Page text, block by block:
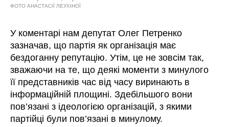
ФОТО АНАСТАСІЇ ЛЕУХІНОЇ
У коментарі нам депутат Олег Петренко
зазначав, що партія як організація має
бездоганну репутацію. Утім, це не зовсім так,
зважаючи на те, що деякі моменти з минулого
її представників час від часу виринають в
інформаційній площині. Здебільшого вони
пов’язані з ідеологією організацій, з якими
партійці були пов’язані в минулому.